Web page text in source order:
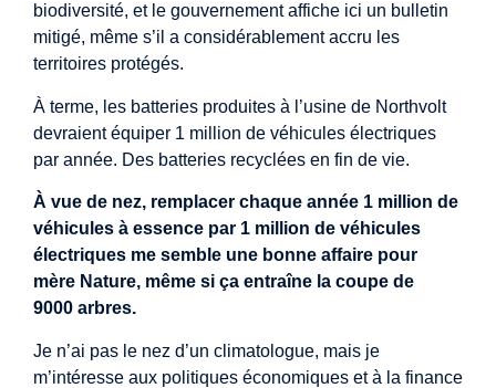
biodiversité, et le gouvernement affiche ici un bulletin
mitigé, même s’il a considérablement accru les
territoires protégés.
À terme, les batteries produites à l’usine de Northvolt
devraient équiper 1 million de véhicules électriques
par année. Des batteries recyclées en fin de vie.
À vue de nez, remplacer chaque année 1 million de
véhicules à essence par 1 million de véhicules
électriques me semble une bonne affaire pour
mère Nature, même si ça entraîne la coupe de
9000 arbres.
Je n’ai pas le nez d’un climatologue, mais je
m’intéresse aux politiques économiques et à la finance